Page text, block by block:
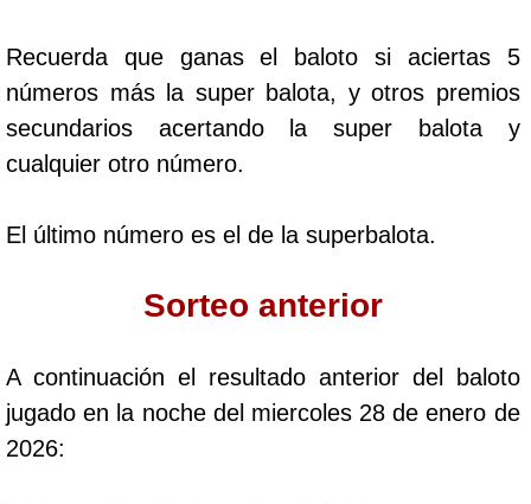
Caribeña Día
Caribeña Noche
Chontico Día
Chontico Noche
Culona día
Recuerda que ganas el baloto si aciertas 5
números más la super balota, y otros premios
secundarios acertando la super balota y
cualquier otro número.
El último número es el de la superbalota.
Sorteo anterior
A continuación el resultado anterior del baloto
jugado en la noche del miercoles 28 de enero de
2026: